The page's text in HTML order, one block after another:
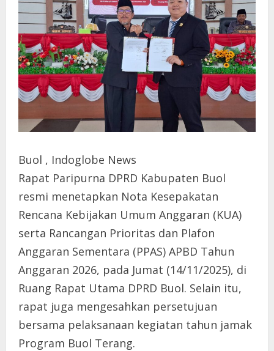
Buol , Indoglobe News
Rapat Paripurna DPRD Kabupaten Buol
resmi menetapkan Nota Kesepakatan
Rencana Kebijakan Umum Anggaran (KUA)
serta Rancangan Prioritas dan Plafon
Anggaran Sementara (PPAS) APBD Tahun
Anggaran 2026, pada Jumat (14/11/2025), di
Ruang Rapat Utama DPRD Buol. Selain itu,
rapat juga mengesahkan persetujuan
bersama pelaksanaan kegiatan tahun jamak
Program Buol Terang.